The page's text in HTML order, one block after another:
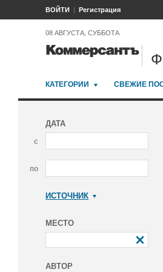
ВОЙТИ Регистрация
08 АВГУСТА, СУББОТА
КАТЕГОРИИ СВЕЖИЕ
ДАТА
с
по
ИСТОЧНИК
МЕСТО
АВТОР